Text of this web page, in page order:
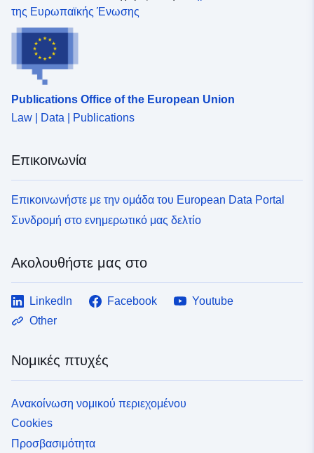
της Ευρωπαϊκής Ένωσης
Publications Office of the European Union
Law | Data | Publications
Επικοινωνία
Επικοινωνήστε με την ομάδα του European Data Portal
Συνδρομή στο ενημερωτικό μας δελτίο
Ακολουθήστε μας στο
LinkedIn Facebook
Youtube
Other
Νομικές πτυχές
Ανακοίνωση νομικού περιεχομένου
Cookies
Προσβασιμότητα